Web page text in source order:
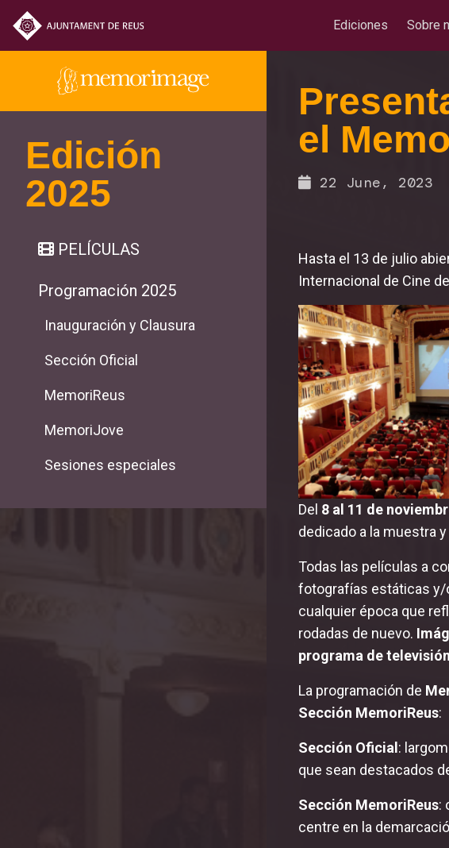
Ediciones Sobre
Edición
2025
PELÍCULAS
Programación 2025
Inauguración y Clausura
Sección Oficial
MemoriReus
MemoriJove
Sesiones especiales
el
22 June, 2023
Hasta el 13 de julio
Internacional de Cine
Del 8 al 11 de
dedicado a la muestra
Todas las películas a
fotografías estáticas y/
cualquier época que
rodadas de nuevo.
programa de
La programación de
Sección MemoriReus:
Sección Oficial:
que sean destacados
Sección MemoriReus:
centre en la